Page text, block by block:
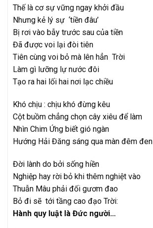
Thế là cơ sự vững ngay khởi đầu
Nhưng kẻ lý sự ‘tiền đâu’
Bị rơi vào bẫy trước sau của tiền
Đã được voi lại đòi tiên
Tiên cùng voi bỏ mà lên hẳn Trời
Làm gì lưỡng lự nước đôi
Tạo ra hai lối hai nơi lạc chiều
Khó chịu : chịu khó đừng kêu
Cột buồm chẳng chọn cây xiêu để làm
Nhìn Chim Ứng biết gió ngàn
Hướng Hải Đăng sáng qua màn đêm đen
Đời lành do bởi sống hiền
Nghiệp hay rời bỏ khi thêm nghiệt vào
Thuẫn Mâu phải đối gươm đao
Bỏ đi sẽ tới tầng cao đạo Trời:
Hành quy luật là Đức người…